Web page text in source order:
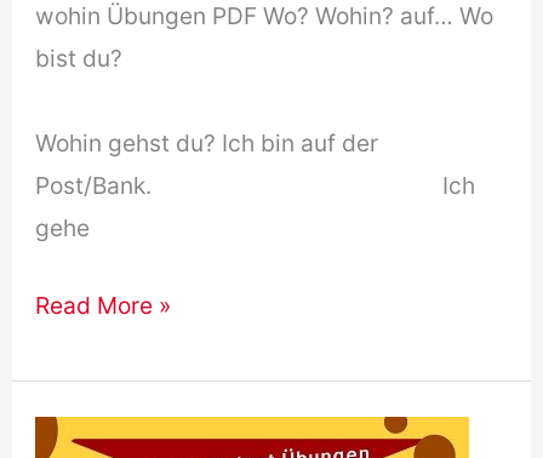
wohin Übungen PDF Wo? Wohin? auf… Wo
bist du?
Wohin gehst du? Ich bin auf der
Post/Bank. Ich
gehe
Wo
übungen
PDF
Read More »